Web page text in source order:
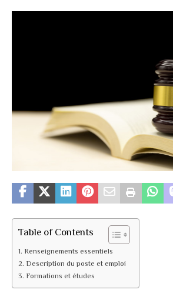
Table of Contents
Renseignements essentiels
Description du poste et emploi
Formations et études